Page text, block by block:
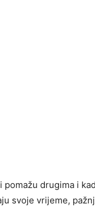
pomažu drugima i
svoje vrijeme,